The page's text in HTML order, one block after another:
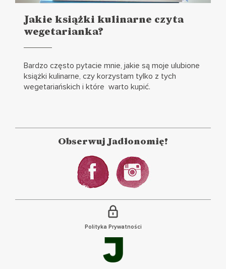
Jakie książki kulinarne czyta
wegetarianka?
Bardzo często pytacie mnie, jakie są moje ulubione
książki kulinarne, czy korzystam tylko z tych
wegetariańskich i które warto kupić.
Obserwuj Jadłonomię!
Polityka Prywatności